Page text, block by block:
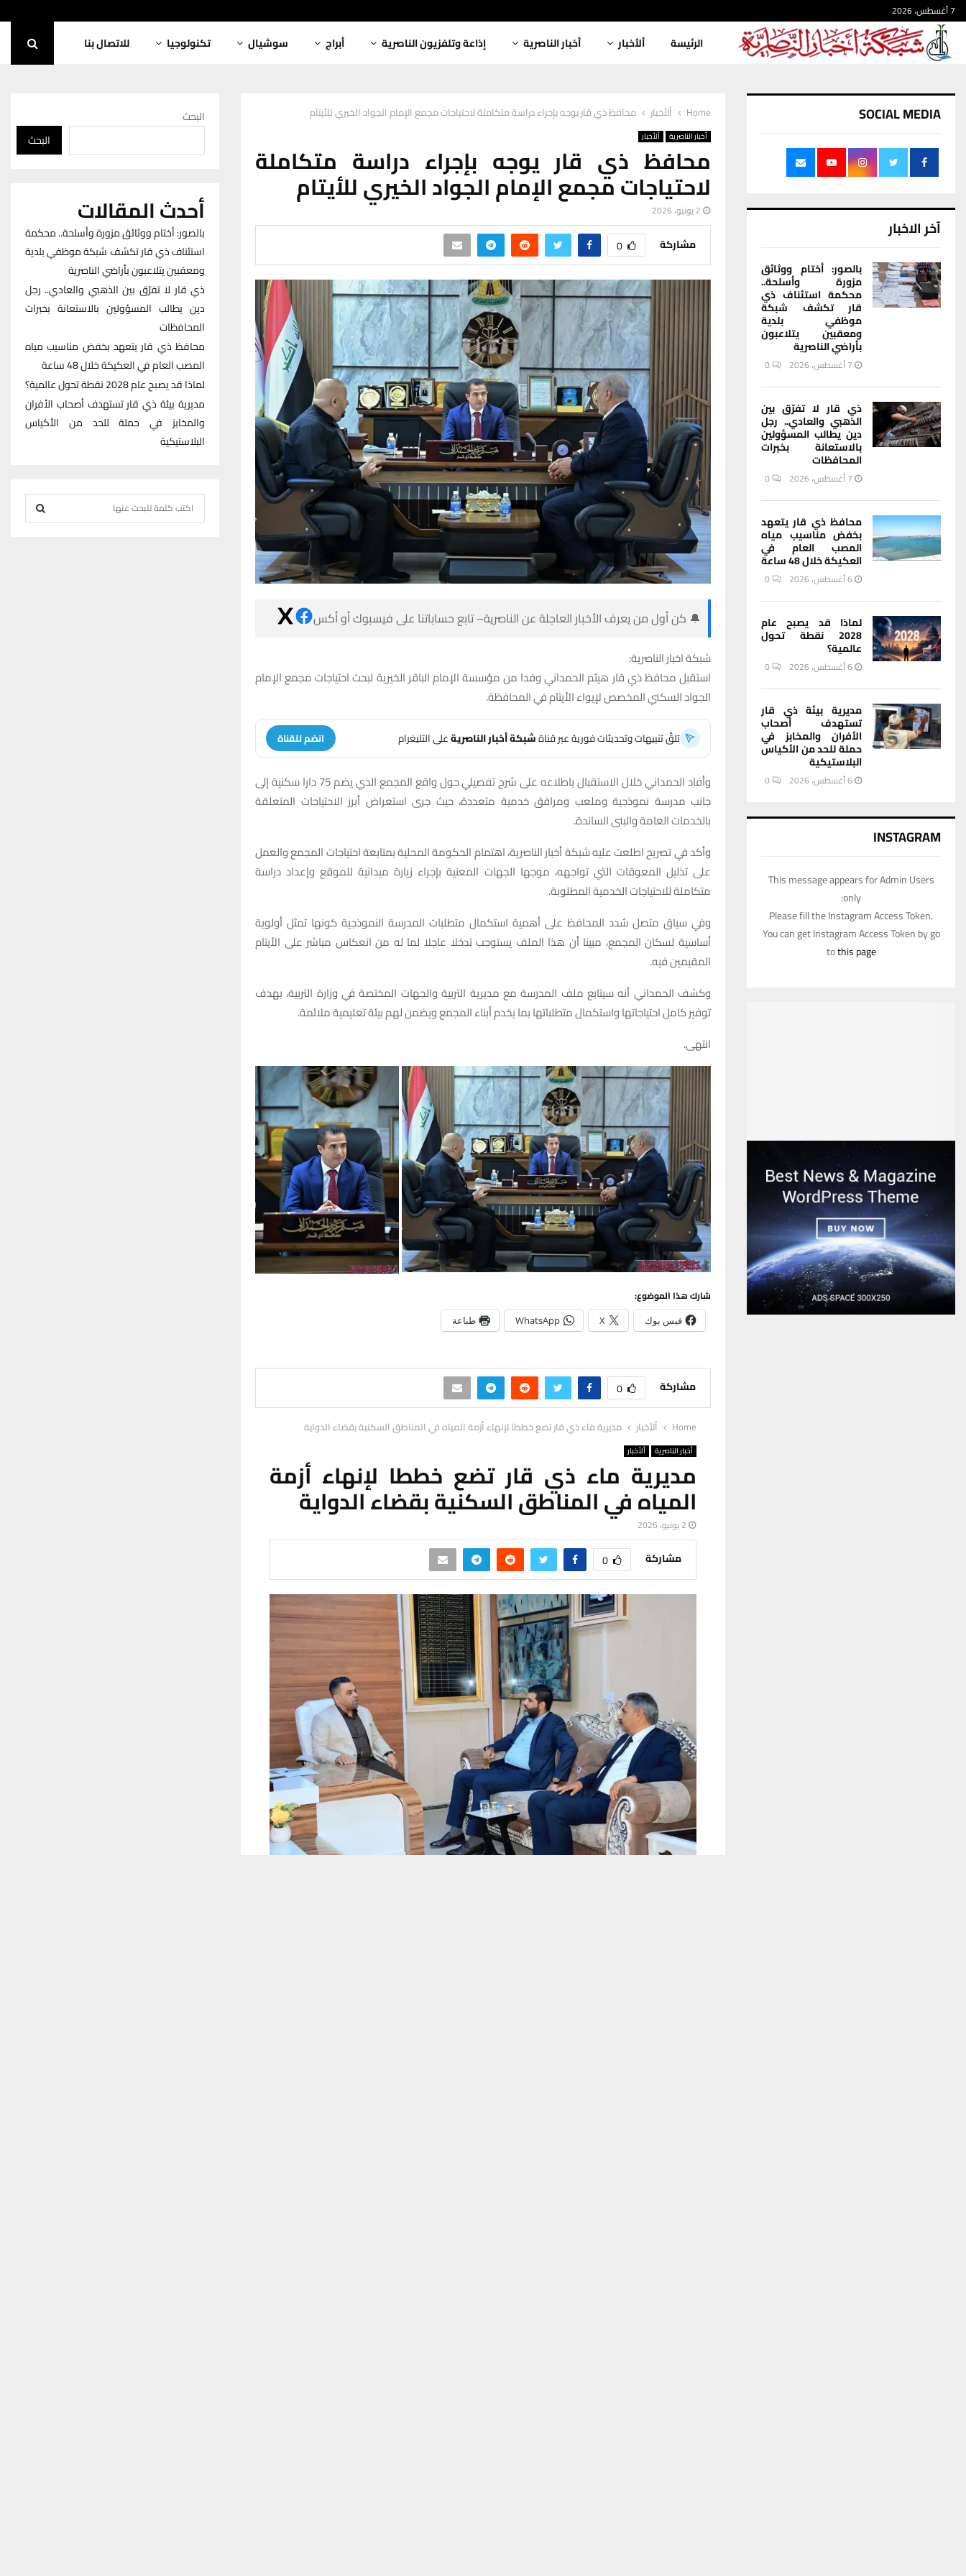
7 أغسطس، 2026
الرئيسة ألأخبار أخبار الناصرية إذاعة وتلفزيون الناصرية أبراج سوشيال تكنولوجيا للاتصال بنا
Home ألأخبار محافظ ذي قار يوجه بإجراء دراسة متكاملة لاحتياجات مجمع الإمام الجواد الخيري للأيتام
أخبار الناصرية ألأخبار
محافظ ذي قار يوجه بإجراء دراسة متكاملة
لاحتياجات مجمع الإمام الجواد الخيري للأيتام
2 يونيو، 2026
مشاركة 0
🔔 كن أول من يعرف الأخبار العاجلة عن الناصرية– تابع حساباتنا على فيسبوك أو أكس
شبكة اخبار الناصرية:
استقبل محافظ ذي قار هيثم الحمداني وفدا من مؤسسة الإمام الباقر الخيرية لبحث احتياجات مجمع الإمام
الجواد السكني المخصص لإيواء الأيتام في المحافظة.
تلقَّ تنبيهات وتحديثات فورية عبر قناةشبكة أخبار الناصريةعلى التليغرام انضم للقناة
وأفاد الحمداني خلال الاستقبال باطلاعه على شرح تفصيلي حول واقع المجمع الذي يضم 75 دارا سكنية إلى
جانب مدرسة نموذجية وملعب ومرافق خدمية متعددة، حيث جرى استعراض أبرز الاحتياجات المتعلقة
بالخدمات العامة والبنى الساندة.
وأكد في تصريح اطلعت عليه شبكة أخبار الناصرية، اهتمام الحكومة المحلية بمتابعة احتياجات المجمع والعمل
على تذليل المعوقات التي تواجهه، موجها الجهات المعنية بإجراء زيارة ميدانية للموقع وإعداد دراسة
متكاملة للاحتياجات الخدمية المطلوبة.
وفي سياق متصل شدد المحافظ على أهمية استكمال متطلبات المدرسة النموذجية كونها تمثل أولوية
أساسية لسكان المجمع، مبينا أن هذا الملف يستوجب تدخلا عاجلا لما له من انعكاس مباشر على الأيتام
المقيمين فيه.
وكشف الحمداني أنه سيتابع ملف المدرسة مع مديرية التربية والجهات المختصة في وزارة التربية، بهدف
توفير كامل احتياجاتها واستكمال متطلباتها بما يخدم أبناء المجمع ويضمن لهم بيئة تعليمية ملائمة.
انتهى.
شارك هذا الموضوع:
فيس بوك X
WhatsApp طباعة
مشاركة 0
Home ألأخبار مديرية ماء ذي قار تضع خططا لإنهاء أزمة المياه في المناطق السكنية بقضاء الدواية
أخبار الناصرية ألأخبار
مديرية ماء ذي قار تضع خططا لإنهاء أزمة
المياه في المناطق السكنية بقضاء الدواية
2 يونيو، 2026
مشاركة 0
SOCIAL MEDIA
آخر الاخبار
بالصور: أختام ووثائق
مزورة وأسلحة..
محكمة استئناف ذي
قار تكشف شبكة
موظفي بلدية
ومعقبين يتلاعبون
بأراضي الناصرية
7 أغسطس، 2026 0
ذي قار لا تفرّق بين
الذهبي والعادي.. رجل
دين يطالب المسؤولين
بالاستعانة بخبرات
المحافظات
7 أغسطس، 2026 0
محافظ ذي قار يتعهد
بخفض مناسيب مياه
المصب العام في
العكيكة خلال 48 ساعة
6 أغسطس، 2026 0
لماذا قد يصبح عام
2028 نقطة تحول
عالمية؟
6 أغسطس، 2026 0
مديرية بيئة ذي قار
تستهدف أصحاب
الأفران والمخابز في
حملة للحد من الأكياس
البلاستيكية
6 أغسطس، 2026 0
INSTAGRAM
This message appears for Admin Users
only:
Please fill the Instagram Access Token.
You can get Instagram Access Token by go
tothis page
البحث
البحث
أحدث المقالات
بالصور: أختام ووثائق مزورة وأسلحة.. محكمة
استئناف ذي قار تكشف شبكة موظفي بلدية
ومعقبين يتلاعبون بأراضي الناصرية
ذي قار لا تفرّق بين الذهبي والعادي.. رجل
دين يطالب المسؤولين بالاستعانة بخبرات
المحافظات
محافظ ذي قار يتعهد بخفض مناسيب مياه
المصب العام في العكيكة خلال 48 ساعة
لماذا قد يصبح عام 2028 نقطة تحول عالمية؟
مديرية بيئة ذي قار تستهدف أصحاب الأفران
والمخابز في حملة للحد من الأكياس
البلاستيكية
e